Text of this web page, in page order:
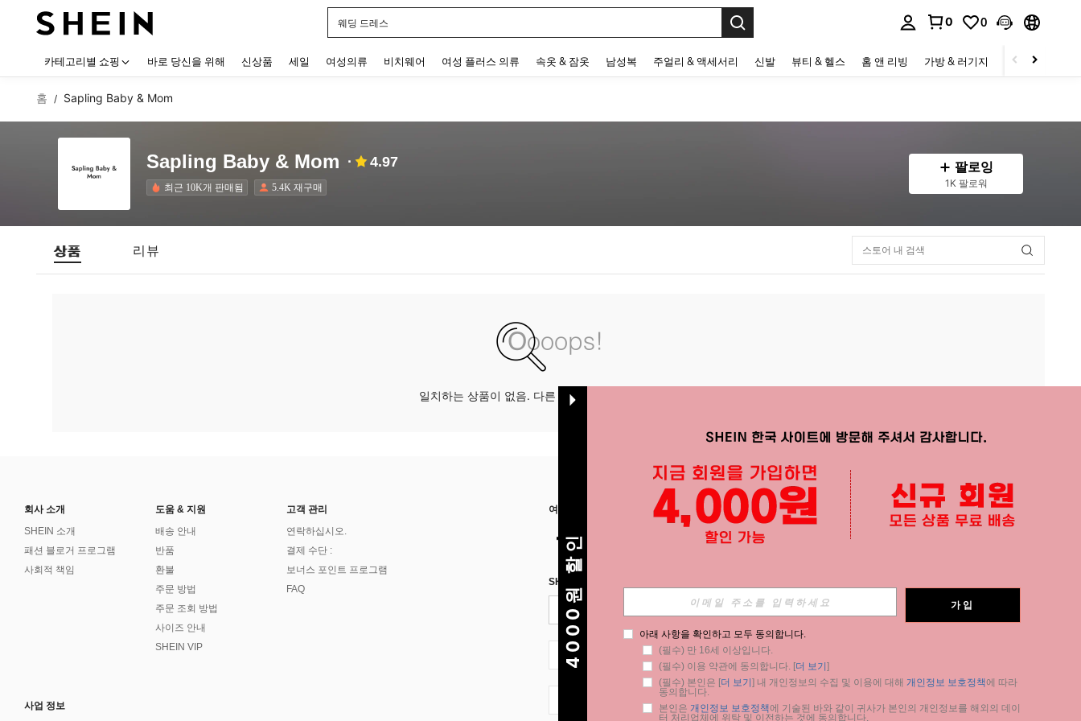
웨딩 드레스
0 0
카테고리별 쇼핑 바로 당신을 위해 신상품 세일 여성의류 비치웨어 여성 플러스 의류 속옷 & 잠옷 남성복 주얼리 & 액세서리 신발 뷰티 & 헬스 홈 앤 리빙 가방 & 러기지 스포츠 & 아웃
홈 / Sapling Baby & Mom
Sapling Baby & Mom 4.97
최근 10K개 판매됨 5.4K 재구매
팔로잉
1K 팔로워
상품 리뷰
일치하는 상품이 없음. 다른 옵션으로 시도하십시오.
회사 소개
SHEIN 소개
패션 블로거 프로그램
사회적 책임
도움 & 지원
배송 안내
반품
환불
주문 방법
주문 조회 방법
사이즈 안내
SHEIN VIP
고객 관리
연락하십시오.
결제 수단 :
보너스 포인트 프로그램
FAQ
사업 정보
여기에서 저희를 찾아주세요 APP
SHEIN STYLE NEWS에 등록하세요.
KR + 82
4000원 할인 가입
아래 사항을 확인하고 모두 동의합니다.
(필수) 만 16세 이상입니다.
(필수) 이용 약관에 동의합니다. [더 보기 ]
(필수) 본인은 [더 보기 ] 내 개인정보의 수집 및 이용에 대해 개인정보 보호정책에 따라
동의합니다.
본인은 개인정보 보호정책에 기술된 바와 같이 귀사가 본인의 개인정보를 해외의 데이
터 처리업체에 위탁 및 이전하는 것에 동의합니다.